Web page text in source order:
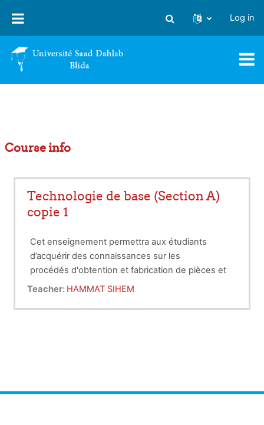
Toggle search input
Log in
Course info
Technologie de base (Section A)
copie 1
Cet enseignement permettra aux étudiants
d’acquérir des connaissances sur les
procédés d'obtention et fabrication de pièces et
des techniques de leurs assemblages.
Teacher: HAMMAT SIHEM